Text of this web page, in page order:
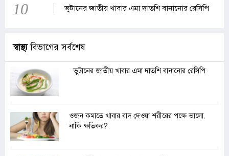
10 ভুটানের জাতীয় খাবার এমা দাতশি বানানোর রেসিপি
স্বাস্থ্যবিভাগের সর্বশেষ
ভুটানের জাতীয় খাবার এমা দাতশি বানানোর রেসিপি
ওজন কমাতে খাবার বাদ দেওয়া শরীরের পক্ষে ভালো,
নাকি ক্ষতিকর?